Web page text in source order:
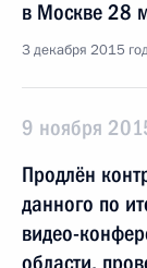
в Москве 28
3 декабря 2015
9 ноября
Продлён
данного по
видео-
области,